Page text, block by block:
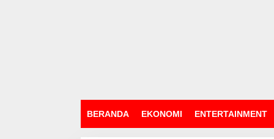
BERANDA EKONOMI ENTERTAINMENT